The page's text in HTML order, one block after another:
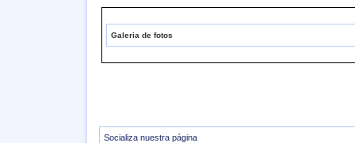
Galeria de fotos
Socializa nuestra página